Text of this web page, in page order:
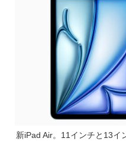
新iPad Air。11インチと13イ